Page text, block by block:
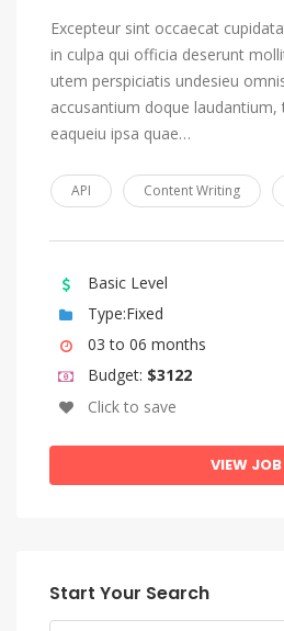
Excepteur sint occaecat
in culpa qui officia deserunt
utem perspiciatis undesieu
accusantium doque
eaqueiu ipsa quae…
API Content Writing
Basic Level
Type:Fixed
03 to 06 months
Budget: $3122
Click to save
VIEW JOB
Start Your Search